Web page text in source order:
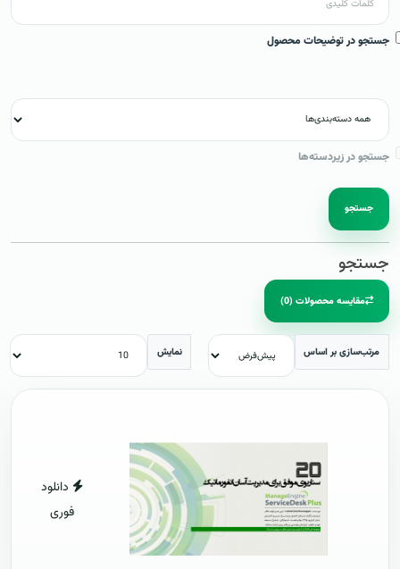
جستجو در توضیحات محصول
جستجو در زیردسته‌ها
جستجو
جستجو
مقایسه محصولات (0)
مرتب‌سازی بر اساس نمایش
دانلود
فوری